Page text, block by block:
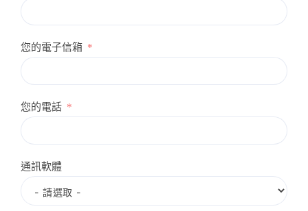
您的電子信箱
您的電話
通訊軟體